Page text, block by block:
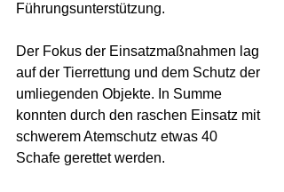
Führungsunterstützung.
Der Fokus der Einsatzmaßnahmen lag
auf der Tierrettung und dem Schutz der
umliegenden Objekte. In Summe
konnten durch den raschen Einsatz mit
schwerem Atemschutz etwas 40
Schafe gerettet werden.